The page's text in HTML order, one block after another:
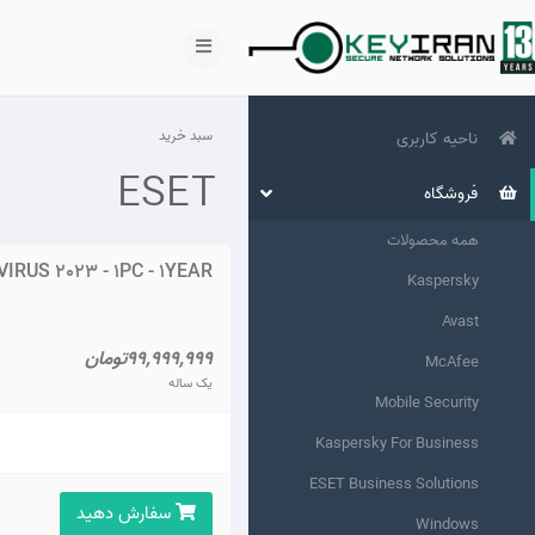
ناحیه کاربری
فروشگاه
همه محصولات
Kaspersky
Avast
McAfee
Mobile Security
Kaspersky For Business
ESET Business Solutions
Windows
سبد خرید
ESET
2023 - 1PC - 1YEAR
99,999,999تومان
یک ساله
سفارش دهید